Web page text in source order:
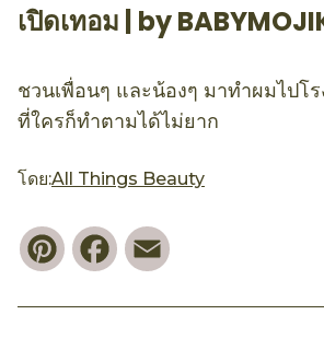
เปิดเทอม | by
ชวนเพื่อนๆ และน้องๆ มาทำผมไปโ
ที่ใครก็ทำตามได้ไม่ยาก
โดย:All Things Beauty
PinterestFacebook